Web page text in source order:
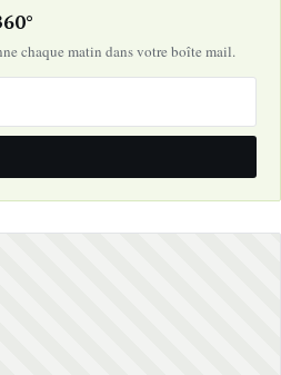
chaque matin dans votre boîte mail.